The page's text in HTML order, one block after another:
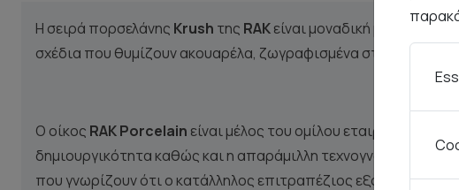
Η σειρά πορσελάνης Krush της RAKείναι μοναδική με τον
σχέδια που θυμίζουν ακουαρέλα, ζωγραφισμένα στο χέρι.
Ο οίκος RAK Porcelain είναι μέλος του ομίλου εταιριών
δημιουργικότητα καθώς και η απαράμιλλη τεχνογνωσία έχει
που γνωρίζουν ότι ο κατάλληλος επιτραπέζιος εξοπλισμός